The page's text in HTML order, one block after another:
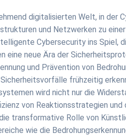
digitalisierten Welt, in der
und Netzwerken zu
Cybersecurity ins Spiel,
eine neue Ära der
und Prävention von
frühzeitig
wird nicht nur die
von Reaktionsstrategien
transformative Rolle von
wie die